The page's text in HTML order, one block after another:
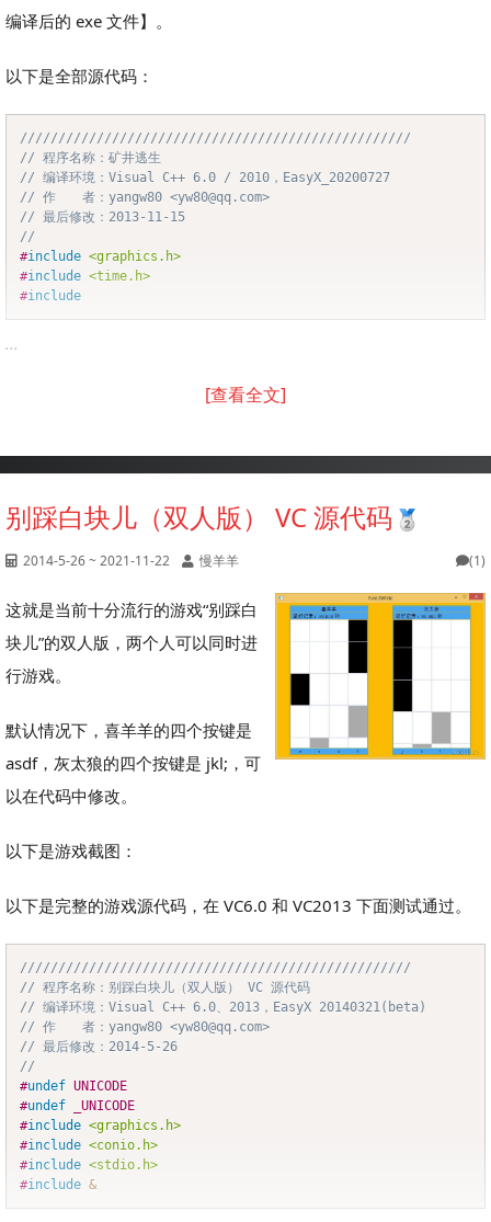
编译后的 exe 文件】。
以下是全部源代码：
///////////////////////////////////////////////////
// 程序名称：矿井逃生
// 编译环境：Visual C++ 6.0 / 2010，EasyX_20200727
// 作　　者：yangw80 <yw80@qq.com>
// 最后修改：2013-11-15
//
#include <graphics.h>
#include <time.h>
#include
...
[查看全文]
别踩白块儿（双人版） VC 源代码
2014-5-26 ~ 2021-11-22 慢羊羊 (1)
这就是当前十分流行的游戏“别踩白
块儿”的双人版，两个人可以同时进
行游戏。
默认情况下，喜羊羊的四个按键是
asdf，灰太狼的四个按键是 jkl;，可
以在代码中修改。
以下是游戏截图：
以下是完整的游戏源代码，在 VC6.0 和 VC2013 下面测试通过。
///////////////////////////////////////////////////
// 程序名称：别踩白块儿（双人版） VC 源代码
// 编译环境：Visual C++ 6.0、2013，EasyX 20140321(beta)
// 作　　者：yangw80 <yw80@qq.com>
// 最后修改：2014-5-26
//
#undef UNICODE
#undef
_UNICODE
#include <graphics.h>
#include <conio.h>
#include <stdio.h>
#include &